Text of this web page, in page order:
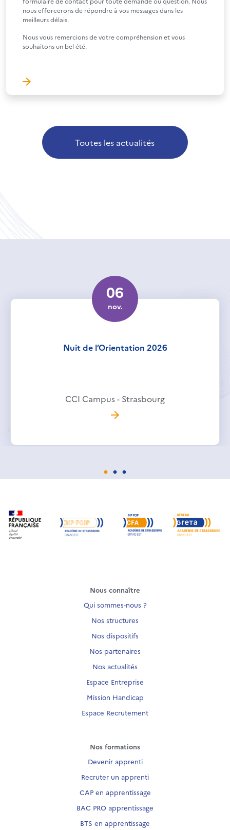
nous efforcerons de répondre à vos messages dans les
meilleurs délais.
Nous vous remercions de votre compréhension et vous
souhaitons un bel été.
Toutes les actualités
06
nov.
Nuit de l’Orientation 2026
CCI Campus - Strasbourg
Nous connaître
Qui sommes-nous ?
Nos structures
Nos dispositifs
Nos partenaires
Nos actualités
Espace Entreprise
Mission Handicap
Espace Recrutement
Nos formations
Devenir apprenti
Recruter un apprenti
CAP en apprentissage
BAC PRO apprentissage
BTS en apprentissage